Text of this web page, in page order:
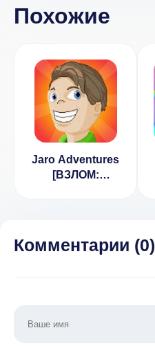
Похожие
Jaro Adventures
[ВЗЛОМ:
Комментарии (0)